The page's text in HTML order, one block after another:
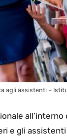
agli assistenti –
e gli assistenti